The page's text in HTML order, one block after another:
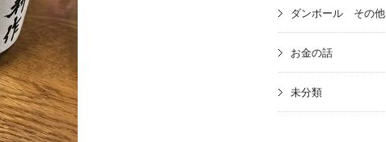
ダンボール その他
お金の話
未分類